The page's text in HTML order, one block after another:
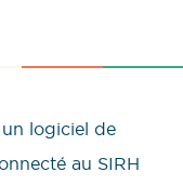
logiciel de
au SIRH